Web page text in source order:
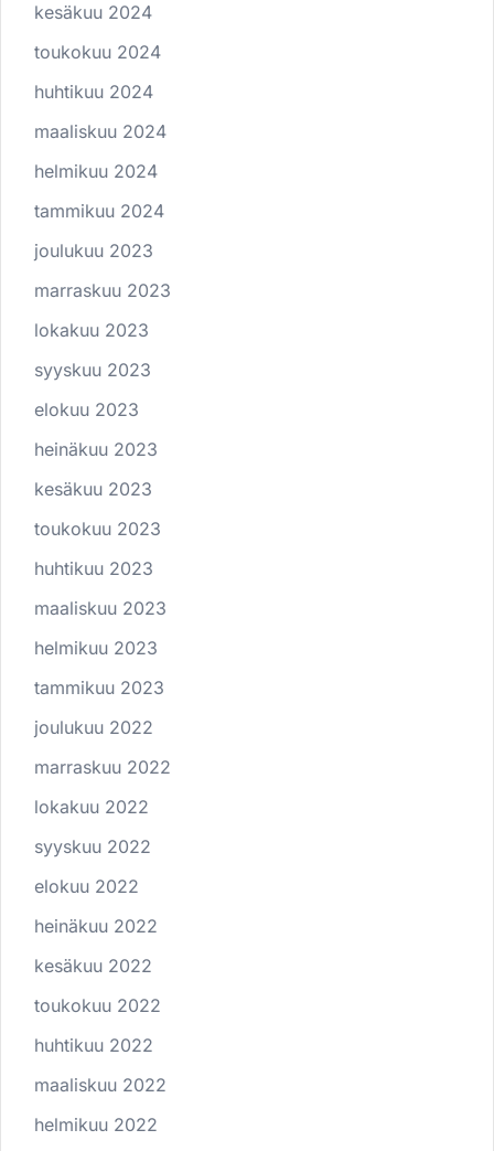
kesäkuu 2024
toukokuu 2024
huhtikuu 2024
maaliskuu 2024
helmikuu 2024
tammikuu 2024
joulukuu 2023
marraskuu 2023
lokakuu 2023
syyskuu 2023
elokuu 2023
heinäkuu 2023
kesäkuu 2023
toukokuu 2023
huhtikuu 2023
maaliskuu 2023
helmikuu 2023
tammikuu 2023
joulukuu 2022
marraskuu 2022
lokakuu 2022
syyskuu 2022
elokuu 2022
heinäkuu 2022
kesäkuu 2022
toukokuu 2022
huhtikuu 2022
maaliskuu 2022
helmikuu 2022